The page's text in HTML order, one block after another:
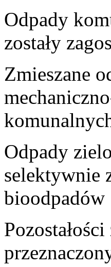
Odpady
zostały
Zmieszane
Odpady
selektywnie